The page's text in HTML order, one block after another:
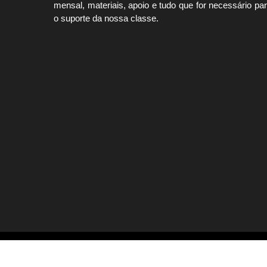
mensal, materiais, apoio e tudo que for necessário
o suporte da nossa classe.